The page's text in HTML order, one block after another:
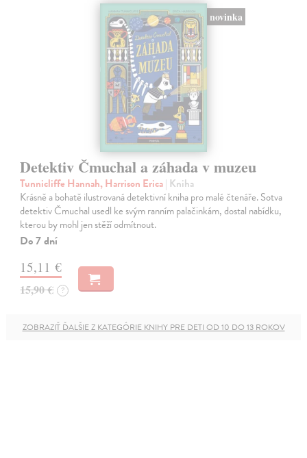
novinka
Detektiv Čmuchal a záhada v muzeu
Tunnicliffe Hannah, Harrison Erica| Kniha
Krásně a bohatě ilustrovaná detektivní kniha pro malé čtenáře. Sotva
detektiv Čmuchal usedl ke svým ranním palačinkám, dostal nabídku,
kterou by mohl jen stěží odmítnout.
Do 7 dní
15,11 €
15,90 € ?
ZOBRAZIŤ ĎALŠIE Z KATEGÓRIE KNIHY PRE DETI OD 10 DO 13 ROKOV